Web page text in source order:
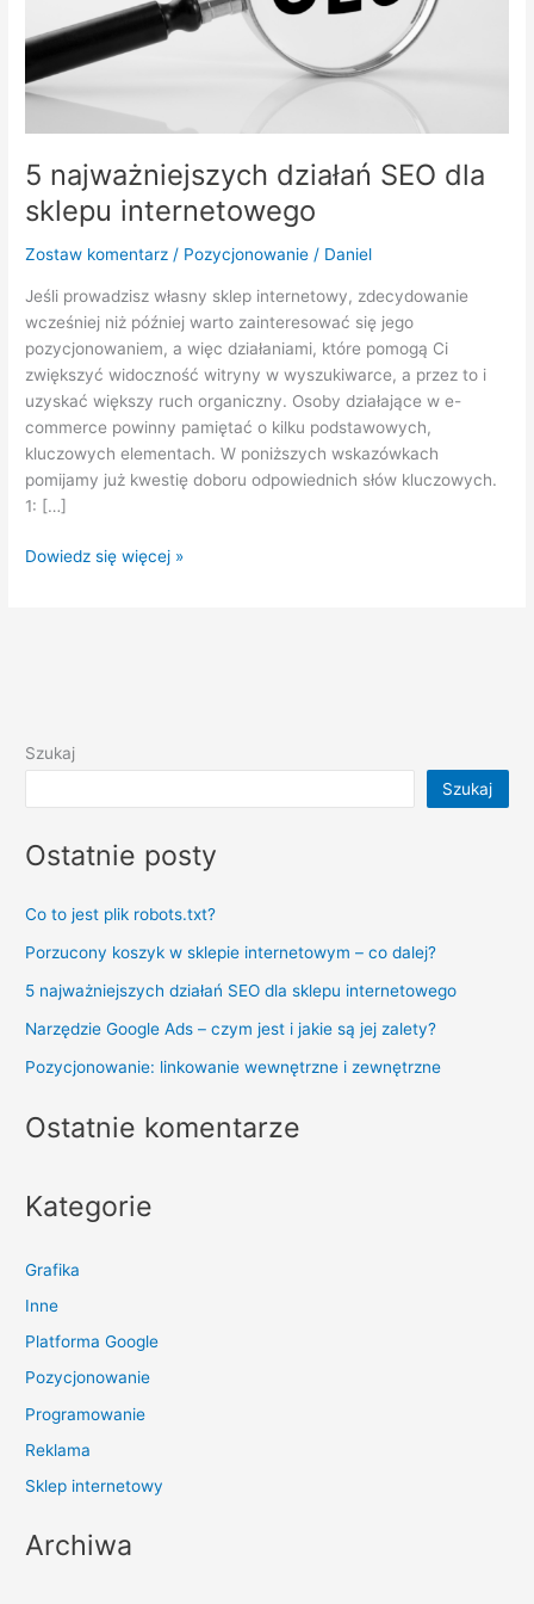
5 najważniejszych działań SEO dla
sklepu internetowego
Zostaw komentarz / Pozycjonowanie / Daniel
Jeśli prowadzisz własny sklep internetowy, zdecydowanie
wcześniej niż później warto zainteresować się jego
pozycjonowaniem, a więc działaniami, które pomogą Ci
zwiększyć widoczność witryny w wyszukiwarce, a przez to i
uzyskać większy ruch organiczny. Osoby działające w e-
commerce powinny pamiętać o kilku podstawowych,
kluczowych elementach. W poniższych wskazówkach
pomijamy już kwestię doboru odpowiednich słów kluczowych.
1: […]
Dowiedz się więcej »
Szukaj
Szukaj
Ostatnie posty
Co to jest plik robots.txt?
Porzucony koszyk w sklepie internetowym – co dalej?
5 najważniejszych działań SEO dla sklepu internetowego
Narzędzie Google Ads – czym jest i jakie są jej zalety?
Pozycjonowanie: linkowanie wewnętrzne i zewnętrzne
Ostatnie komentarze
Kategorie
Grafika
Inne
Platforma Google
Pozycjonowanie
Programowanie
Reklama
Sklep internetowy
Archiwa